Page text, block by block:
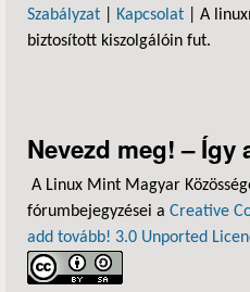
Szabályzat
Kapcsolat | A
biztosított kiszolgálóin fut.
Nevezd meg! – Így
A Linux Mint Magyar
fórumbejegyzései a Creative
add tovább! 3.0 Unported